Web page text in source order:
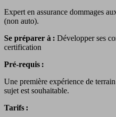
Expert en assurance dommages
(non auto).
Se préparer à : Développer ses
certification
Pré-requis :
Une première expérience de
sujet est souhaitable.
Tarifs :